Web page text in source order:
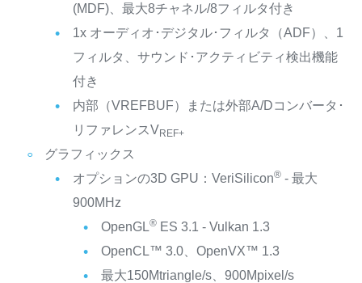
(MDF)、最大8チャネル/8フィルタ付き
1x オーディオ･デジタル･フィルタ（ADF）、1
フィルタ、サウンド･アクティビティ検出機能
付き
内部（VREFBUF）または外部A/Dコンバータ･
リファレンスVREF+
グラフィックス
オプションの3D GPU：VeriSilicon®- 最大
900MHz
OpenGL®ES 3.1 - Vulkan 1.3
OpenCL™ 3.0、OpenVX™ 1.3
最大150Mtriangle/s、900Mpixel/s